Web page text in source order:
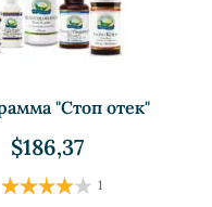
"Стоп отек"
$186,37
1